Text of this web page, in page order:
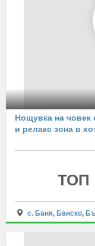
Нощувка на човек
и релакс зона в
ТОП
с. Баня, Банско,